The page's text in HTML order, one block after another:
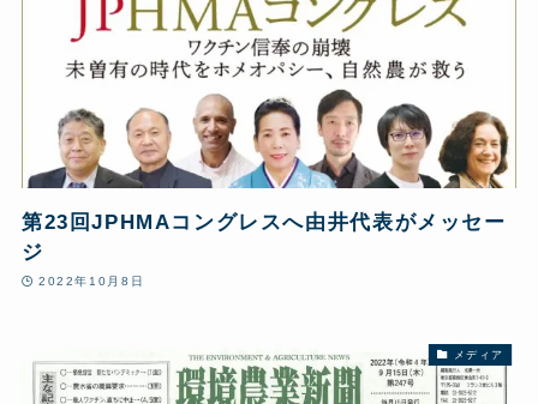
第23回JPHMAコングレスへ由井代表がメッセー
ジ
2022年10月8日
メディア